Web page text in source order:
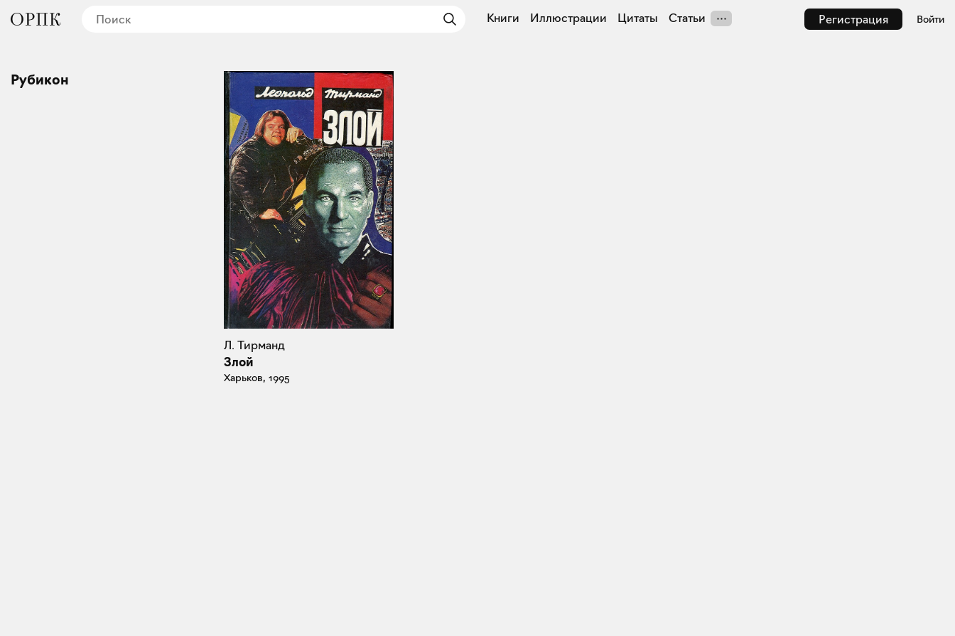
Регистрация Войти
Книги Иллюстрации Цитаты Статьи
Рубикон
Л. Тирманд
Злой
Харьков, 1995